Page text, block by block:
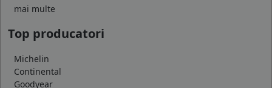
mai multe
Top producatori
Michelin
Continental
Goodyear